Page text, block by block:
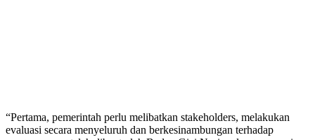
“Pertama, pemerintah perlu melibatkan stakeholders, melakukan
evaluasi secara menyeluruh dan berkesinambungan terhadap